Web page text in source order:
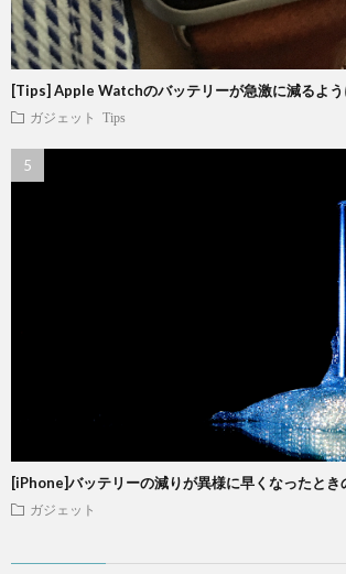
[Tips] Apple Watchのバッテリーが急激に減るよ
ガジェット Tips
[iPhone]バッテリーの減りが異様に早くなったとき
ガジェット